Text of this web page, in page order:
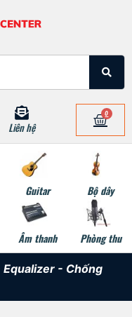
Liên hệ
0
Guitar Bộ dây
Âm thanh Phòng thu
- Chống